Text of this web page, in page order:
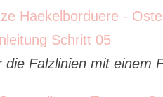
die Falzlinien mit einem